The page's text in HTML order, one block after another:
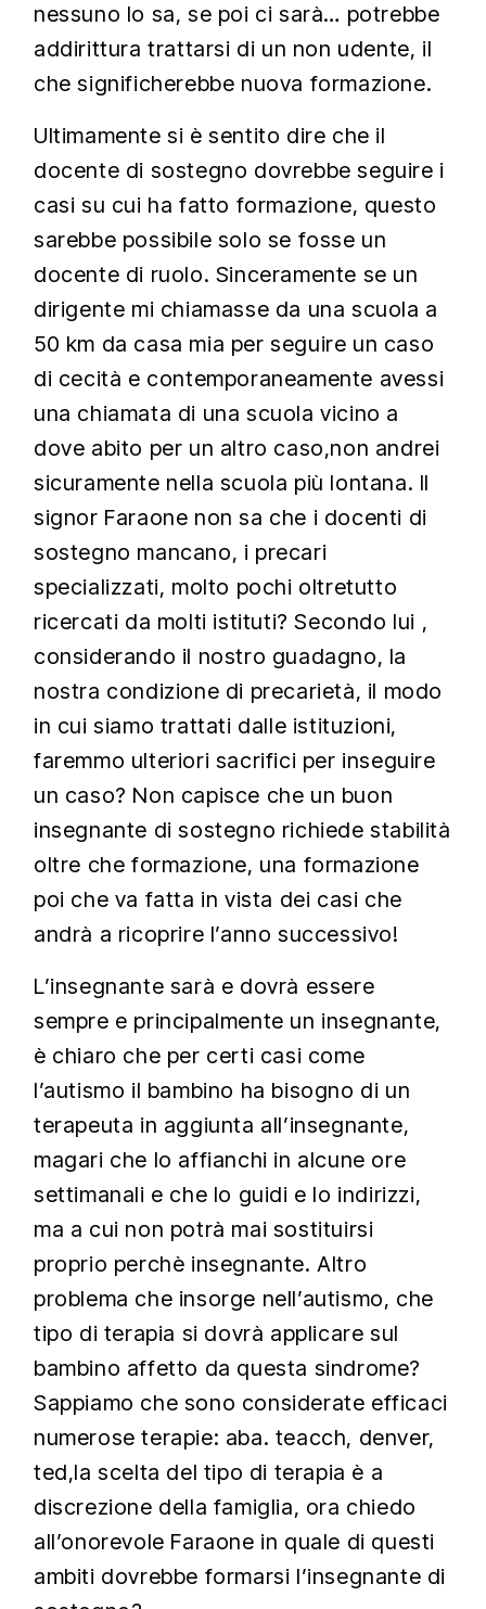
nessuno lo sa, se poi ci sarà… potrebbe
addirittura trattarsi di un non udente, il
che significherebbe nuova formazione.
Ultimamente si è sentito dire che il
docente di sostegno dovrebbe seguire i
casi su cui ha fatto formazione, questo
sarebbe possibile solo se fosse un
docente di ruolo. Sinceramente se un
dirigente mi chiamasse da una scuola a
50 km da casa mia per seguire un caso
di cecità e contemporaneamente avessi
una chiamata di una scuola vicino a
dove abito per un altro caso,non andrei
sicuramente nella scuola più lontana. Il
signor Faraone non sa che i docenti di
sostegno mancano, i precari
specializzati, molto pochi oltretutto
ricercati da molti istituti? Secondo lui ,
considerando il nostro guadagno, la
nostra condizione di precarietà, il modo
in cui siamo trattati dalle istituzioni,
faremmo ulteriori sacrifici per inseguire
un caso? Non capisce che un buon
insegnante di sostegno richiede stabilità
oltre che formazione, una formazione
poi che va fatta in vista dei casi che
andrà a ricoprire l’anno successivo!
L’insegnante sarà e dovrà essere
sempre e principalmente un insegnante,
è chiaro che per certi casi come
l’autismo il bambino ha bisogno di un
terapeuta in aggiunta all’insegnante,
magari che lo affianchi in alcune ore
settimanali e che lo guidi e lo indirizzi,
ma a cui non potrà mai sostituirsi
proprio perchè insegnante. Altro
problema che insorge nell’autismo, che
tipo di terapia si dovrà applicare sul
bambino affetto da questa sindrome?
Sappiamo che sono considerate efficaci
numerose terapie: aba. teacch, denver,
ted,la scelta del tipo di terapia è a
discrezione della famiglia, ora chiedo
all’onorevole Faraone in quale di questi
ambiti dovrebbe formarsi l’insegnante di